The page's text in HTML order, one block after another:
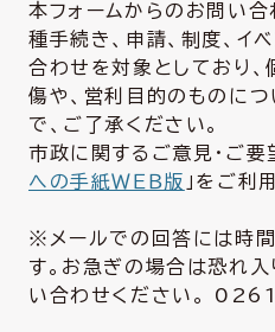
本フォームからのお問い
種手続き、申請、制度、イ
合わせを対象としており
傷や、営利目的のものに
で、ご了承ください。
市政に関するご意見・ご要
への手紙ＷＥＢ版 」をご利
※メールでの回答には時
す。お急ぎの場合は恐れ入
い合わせください。